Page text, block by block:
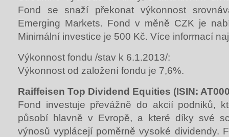
Fond se snaží překonat výkonnost
Emerging Markets. Fond v měně CZK je
Minimální investice je 500 Kč. Více informací
Výkonnost fondu /stav k 6.1.2013/:
Výkonnost od založení fondu je 7,6%.
Raiffeisen Top Dividend Equities (ISIN:
Fond investuje převážně do akcií podniků,
působí hlavně v Evropě, a které díky své
výnosů vyplácejí poměrně vysoké dividendy.